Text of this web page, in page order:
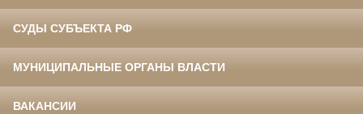
СУДЫ СУБЪЕКТА РФ
МУНИЦИПАЛЬНЫЕ ОРГАНЫ ВЛАСТИ
ВАКАНСИИ